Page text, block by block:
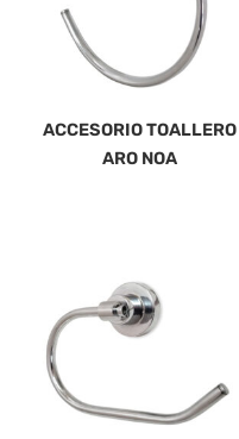
ACCESORIO TOALLERO
ARO NOA